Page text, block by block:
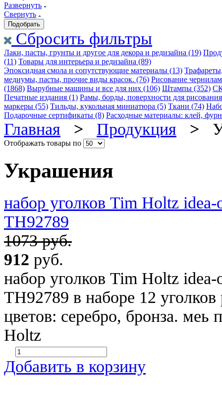
Развернуть
Свернуть
Сбросить фильтры
Лаки, пасты, грунты и другое для декора и редизайна (19)
(11) Товары для интерьера и редизайна (89)
Эпоксидная смола и сопутствующие материалы (13)
медиумы, пасты, прочие виды красок. (76) Рисование
(1868) Вырубные машины и все для них (106) Штампы (352)
Печатные издания (1) Рамы, борды, поверхности для
маркеры (55) Тильды, кукольная миниатюра (5) Ткани (74)
Подарочные сертификаты (8) Расходные материалы: клей,
Главная > Продукция >
Отображать товары по
Украшения
набор уголков Tim Holtz
TH92789
1073 руб.
912 руб.
набор уголков Tim Holtz
TH92789 в наборе 12
цветов: серебро, бронза. меь
Holtz
Добавить в корзину